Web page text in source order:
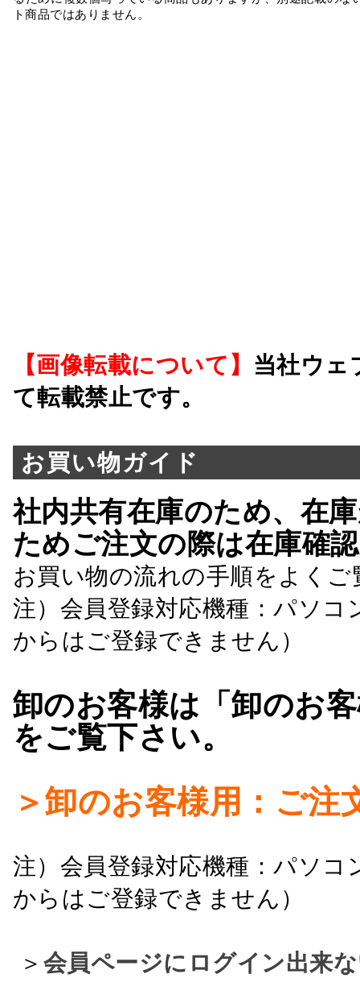
ト商品ではありません。
【画像転載について】 当社ウェ
て転載禁止です。
お買い物ガイド
社内共有在庫のため、在
ためご注文の際は在庫確
お買い物の流れの手順をよくご
注）会員登録対応機種：パソ
からはご登録できません）
卸のお客様は「卸のお
をご覧下さい。
＞卸のお客様用：ご注
注）会員登録対応機種：パソ
からはご登録できません）
＞ 会員ページにログイン出来